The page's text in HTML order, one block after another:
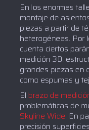
En los enormes
montaje de
piezas a partir de
heterogéneas. Por
cuenta ciertos
medición 3D:
grandes piezas en
como espumas y
El brazo de
problemáticas de
Skyline Wide. En
precisión